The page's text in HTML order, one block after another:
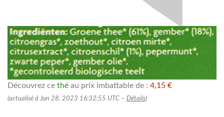
Découvrez ce thé au prix imbattable de : 4,15 €
(actualisé à Jun 28, 2023 16:32:55 UTC – Détails)